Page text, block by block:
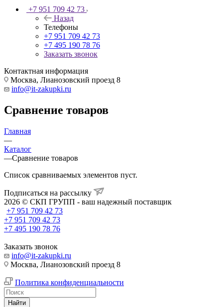
+7 951 709 42 73
Назад
Телефоны
+7 951 709 42 73
+7 495 190 78 76
Заказать звонок
Контактная информация
Москва, Лианозовский проезд 8
info@it-zakupki.ru
Сравнение товаров
Главная
—
Каталог
—Сравнение товаров
Список сравниваемых элементов пуст.
Подписаться на рассылку
2026 © СКП ГРУПП - ваш надежный поставщик
+7 951 709 42 73
+7 951 709 42 73
+7 495 190 78 76
Заказать звонок
info@it-zakupki.ru
Москва, Лианозовский проезд 8
Политика конфиденциальности
Найти